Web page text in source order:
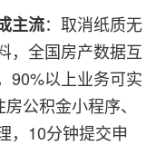
主流：取消纸质无
，全国房产数据互
90%以上业务可实
公积金小程序、
，10分钟提交申